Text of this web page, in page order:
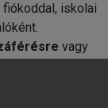
iskolai
vagy